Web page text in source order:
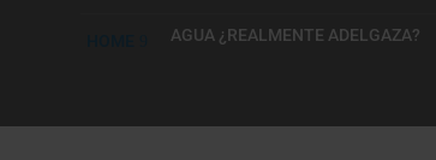
AGUA ¿REALMENTE ADELGAZA?